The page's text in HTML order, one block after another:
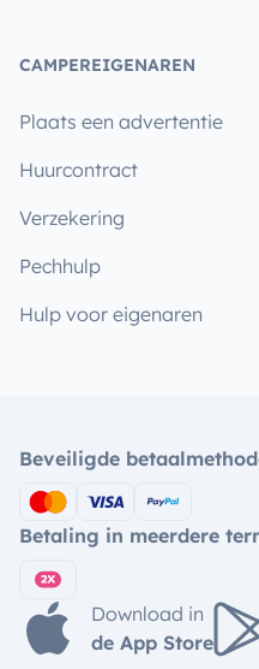
CAMPEREIGENAREN
Plaats een advertentie
Huurcontract
Verzekering
Pechhulp
Hulp voor eigenaren
Beveiligde
Betaling in meerdere
Download in
de App Store